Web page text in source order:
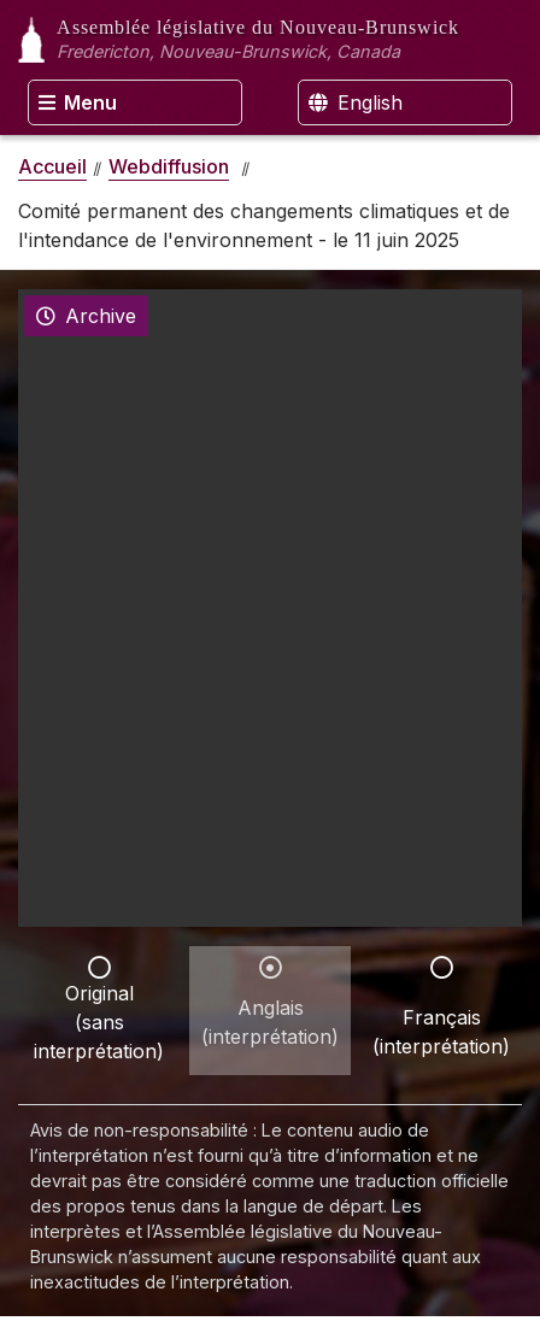
Assemblée législative du Nouveau-Brunswick
Fredericton, Nouveau-Brunswick, Canada
Menu English
Accueil
Webdiffusion
Comité permanent des changements climatiques et de
l'intendance de l'environnement - le 11 juin 2025
Archive
Original
(sans
interprétation)
Anglais
(interprétation)
Français
(interprétation)
Avis de non-responsabilité : Le contenu audio de
l’interprétation n’est fourni qu’à titre d’information et ne
devrait pas être considéré comme une traduction officielle
des propos tenus dans la langue de départ. Les
interprètes et l’Assemblée législative du Nouveau-
Brunswick n’assument aucune responsabilité quant aux
inexactitudes de l’interprétation.